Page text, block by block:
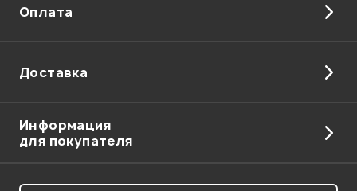
Оплата
Доставка
Информация
для покупателя